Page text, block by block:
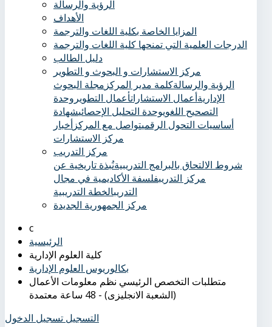
الرؤية والرسالة
الأهداف
المزايا الخاصة بكلية اللغات والترجمة
الدرجات العلمية التي تمنحها كلية اللغات والترجمة
دليل الطالب
مركز الاستشارات و البحوث و التطوير
الرؤية والرسالةكلمة مدير المركز مجلة البحوث
الإداريةأعمال الاستشاراتأعمال التطوير وحدة
التصحيح اللغويوحدة التحليل الإحصائيشهادة
أساسيات التحول الرقميتواصل مع المركزأخبار
مركز الاستشارات
مركز التدريب
شروط الالتحاق بالبرامج التدريبيةنُبذة تاريخية عن
مركز التدريبفلسفة الأكاديمية في مجال
التدريبالخطة التدريبية
مركز الجمهورية الجديدة
الرئيسية
بكالوريوس العلوم الإدارية
متطلبات التخصص الرئيسي نظم معلومات الأعمال
(الشعبة الانجليزى) - 48 ساعة معتمدة
التسجيل تسجيل الدخول